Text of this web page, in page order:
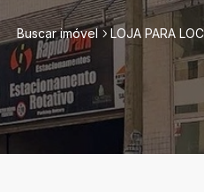
Buscar imóvel LOJA PARA